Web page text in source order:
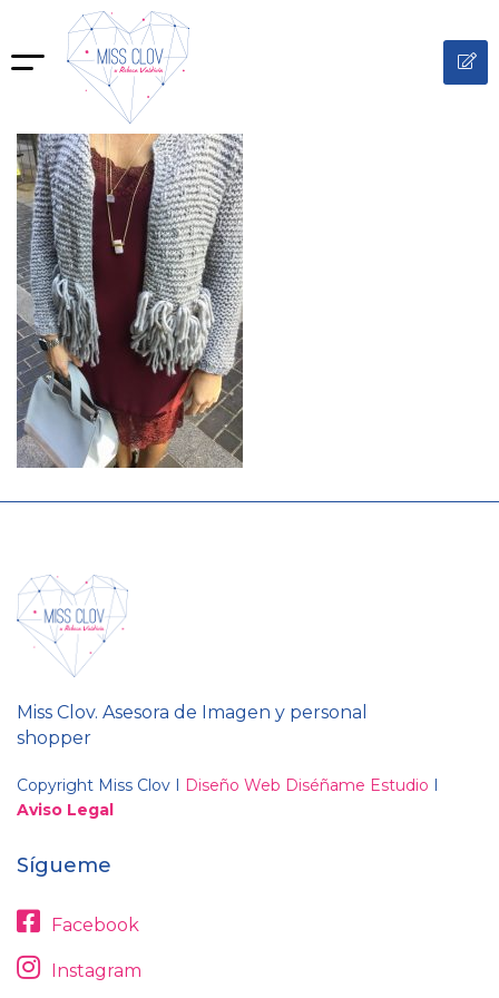
Miss Clov. Asesora de Imagen y personal
shopper
Copyright Miss Clov I Diseño Web Diséñame Estudio I
Aviso Legal
Sígueme
Facebook
Instagram